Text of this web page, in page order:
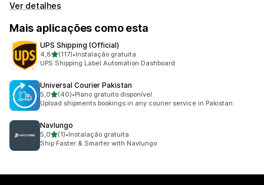
Ver detalhes
Mais aplicações como esta
UPS Shipping (Official)
4,8de 5 estrelas
(117)
117 total de avaliações
•Instalação gratuita
UPS Shipping Label Automation Dashboard
Universal Courier Pakistan
5,0de 5 estrelas
(40)
40 total de avaliações
•Plano gratuito disponível
Upload shipments bookings in any courier service in Pakistan.
Navlungo
5,0de 5 estrelas
(1)
1 total de avaliações
•Instalação gratuita
Ship Faster & Smarter with Navlungo